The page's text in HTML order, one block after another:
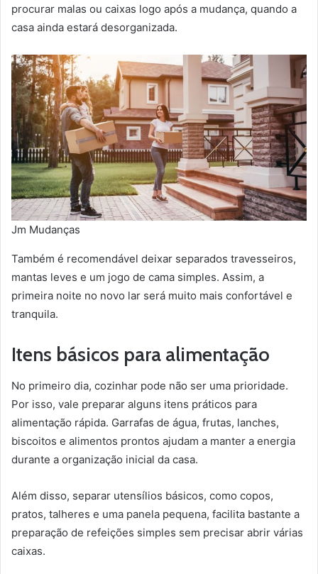
procurar malas ou caixas logo após a mudança, quando a
casa ainda estará desorganizada.
Jm Mudanças
Também é recomendável deixar separados travesseiros,
mantas leves e um jogo de cama simples. Assim, a
primeira noite no novo lar será muito mais confortável e
tranquila.
Itens básicos para alimentação
No primeiro dia, cozinhar pode não ser uma prioridade.
Por isso, vale preparar alguns itens práticos para
alimentação rápida. Garrafas de água, frutas, lanches,
biscoitos e alimentos prontos ajudam a manter a energia
durante a organização inicial da casa.
Além disso, separar utensílios básicos, como copos,
pratos, talheres e uma panela pequena, facilita bastante a
preparação de refeições simples sem precisar abrir várias
caixas.